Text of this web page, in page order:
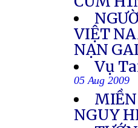
VIỆT
NẠN
Vụ
05 Aug 2009
NGUY